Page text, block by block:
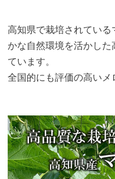
高知県で栽培されてい
かな自然環境を活かし
ています。
全国的にも評価の高いメ